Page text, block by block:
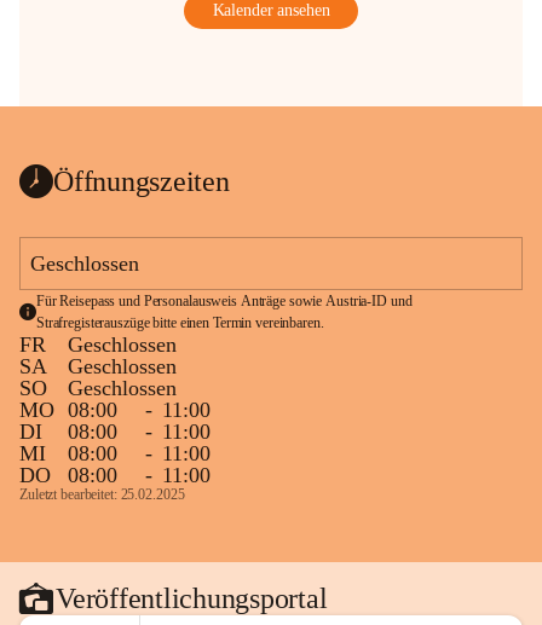
Kalender ansehen
Öffnungszeiten
Geschlossen
Für Reisepass und Personalausweis Anträge sowie Austria-ID und
Strafregisterauszüge bitte einen Termin vereinbaren.
FR
Geschlossen
SA
Geschlossen
SO
Geschlossen
MO 08:00 - 11:00
DI
08:00 - 11:00
MI
08:00 - 11:00
DO
08:00 - 11:00
Zuletzt bearbeitet: 25.02.2025
Veröffentlichungsportal